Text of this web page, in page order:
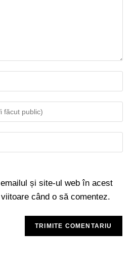
și site-ul web în acest
când o să comentez.